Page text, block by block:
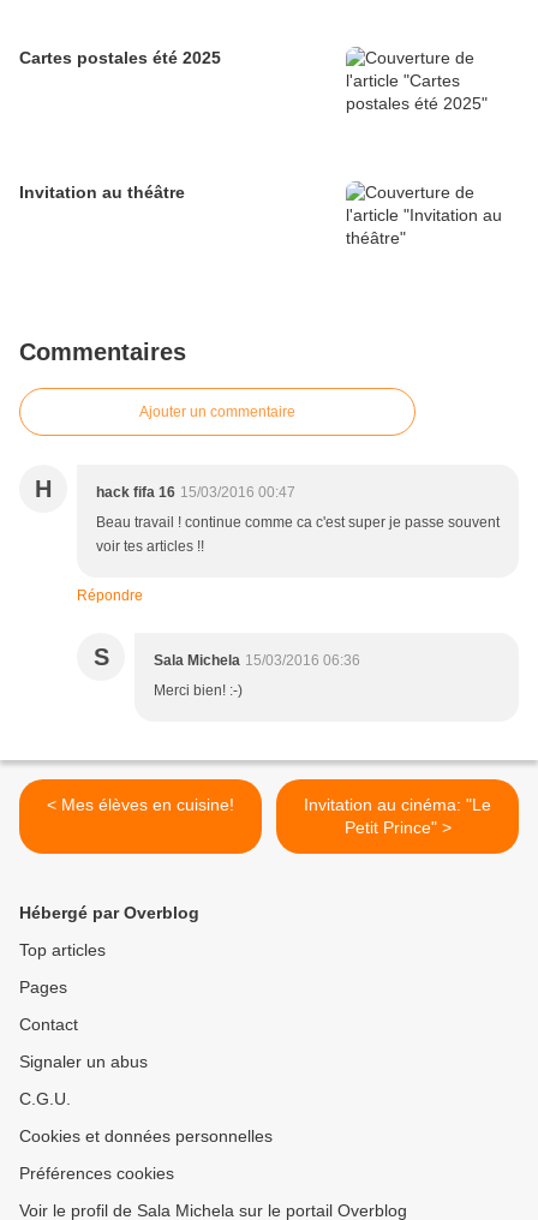
Cartes postales été 2025
Invitation au théâtre
Commentaires
Ajouter un commentaire
H hack fifa 16 15/03/2016 00:47
Beau travail ! continue comme ca c'est super je passe souvent
voir tes articles !!
Répondre
S Sala Michela 15/03/2016 06:36
Merci bien! :-)
< Mes élèves en cuisine!
Invitation au cinéma: "Le
Petit Prince" >
Hébergé par Overblog
Top articles
Pages
Contact
Signaler un abus
C.G.U.
Cookies et données personnelles
Préférences cookies
Voir le profil de Sala Michela sur le portail Overblog